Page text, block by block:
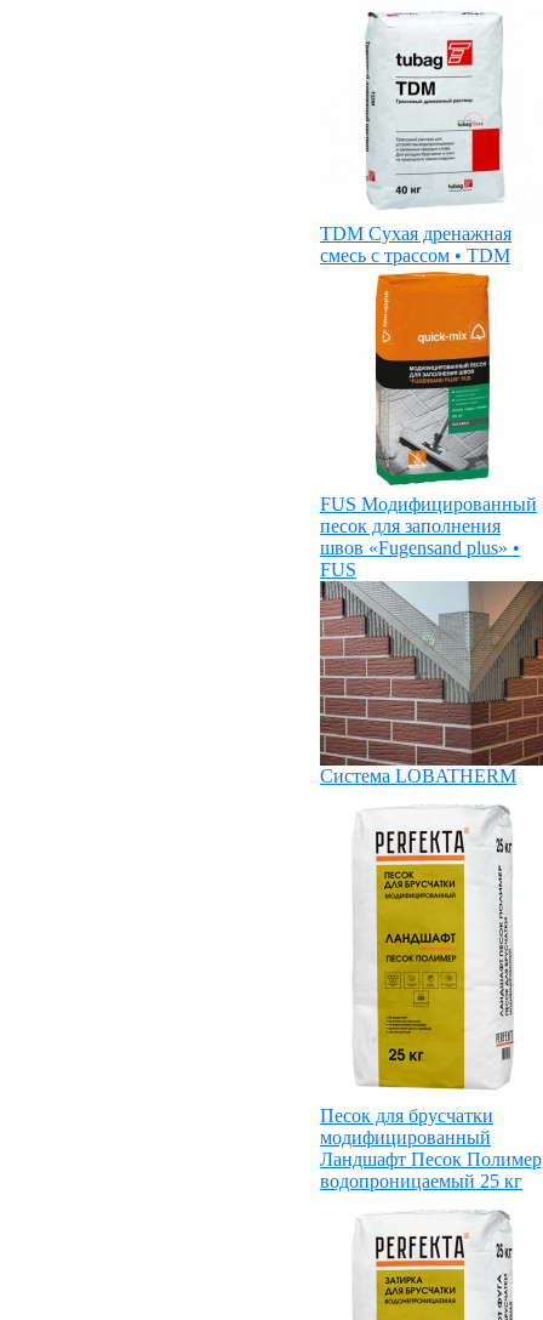
TDM Сухая дренажная
смесь с трассом • TDM
FUS Модифицированный
песок для заполнения
швов «Fugensand plus» •
FUS
Система LOBATHERM
Песок для брусчатки
модифицированный
Ландшафт Песок
водопроницаемый 25 кг